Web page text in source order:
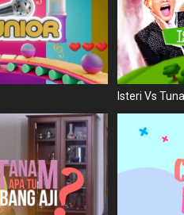
Isteri Vs